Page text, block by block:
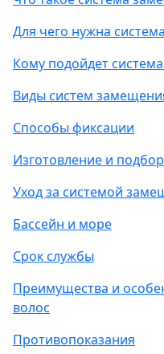
Для чего нужна
Кому подойдет
Виды систем
Способы фиксации
Изготовление и
Уход за системой
Бассейн и море
Срок службы
Преимущества и
волос
Противопоказания